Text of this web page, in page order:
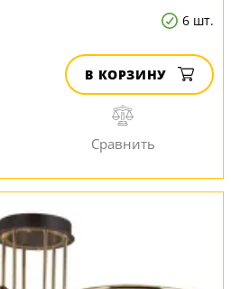
6 шт.
В КОРЗИНУ